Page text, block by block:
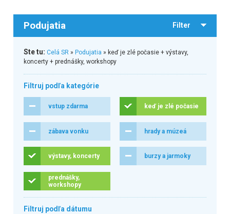
Podujatia Filter
Ste tu: Celá SR» Podujatia » keď je zlé počasie + výstavy,
koncerty + prednášky, workshopy
Filtruj podľa kategórie
vstup zdarma keď je zlé počasie
zábava vonku hrady a múzeá
výstavy, koncerty burzy a jarmoky
prednášky,
workshopy
Filtruj podľa dátumu